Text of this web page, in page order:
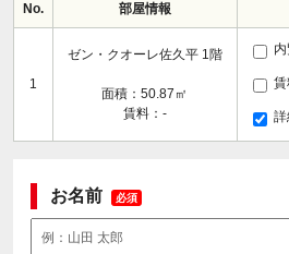
No. 部屋情報
1
ゼン・クオーレ佐久平 1階
面積：50.87㎡
賃料：-
賃
お名前 必須